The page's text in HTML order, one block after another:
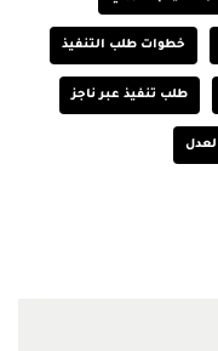
خطوات طلب التنفيذ
طلب تنفيذ عبر ناجز